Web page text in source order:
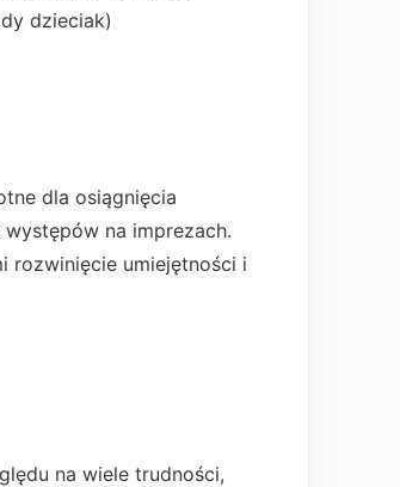
dzieciak)
dla osiągnięcia
na imprezach.
rozwinięcie umiejętności i
na wiele trudności,